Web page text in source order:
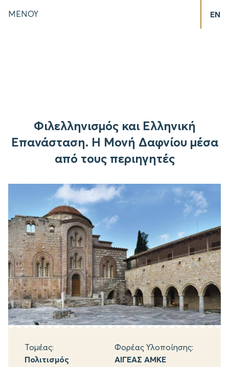
ΜΕΝΟΥ EN
Φιλελληνισμός και Ελληνική
Επανάσταση. Η Μονή Δαφνίου μέσα
από τους περιηγητές
Τομέας:
Πολιτισμός
Φορέας Υλοποίησης:
ΑΙΓΕΑΣ ΑΜΚΕ